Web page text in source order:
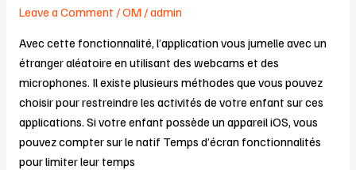
Leave a Comment /OM/admin
Avec cette fonctionnalité, l’application vous jumelle avec un
étranger aléatoire en utilisant des webcams et des
microphones. Il existe plusieurs méthodes que vous pouvez
choisir pour restreindre les activités de votre enfant sur ces
applications. Si votre enfant possède un appareil iOS, vous
pouvez compter sur le natif Temps d’écran fonctionnalités
pour limiter leur temps
Inscription
Webcam
&
Discussion
Adultes